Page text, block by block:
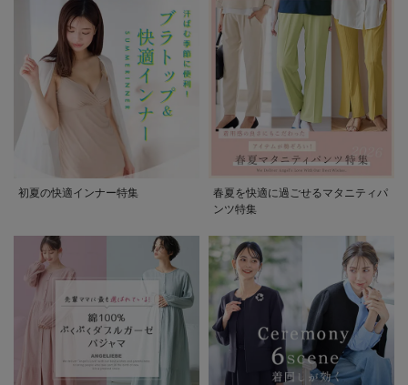
初夏の快適インナー特集
春夏を快適に過ごせるマタニティパ
ンツ特集